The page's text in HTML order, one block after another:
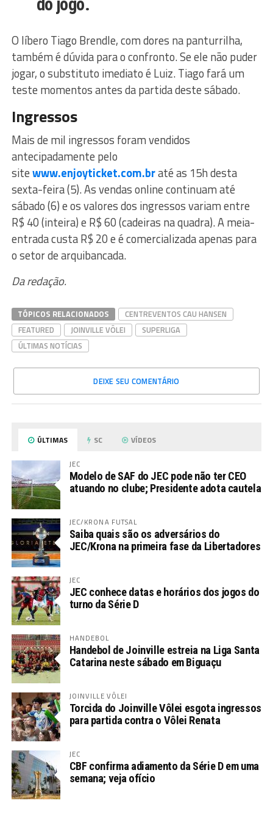
O líbero Tiago Brendle, com dores na panturrilha,
também é dúvida para o confronto. Se ele não puder
jogar, o substituto imediato é Luiz. Tiago fará um
teste momentos antes da partida deste sábado.
Ingressos
Mais de mil ingressos foram vendidos
antecipadamente pelo
sitewww.enjoyticket.com.braté as 15h desta
sexta-feira (5). As vendas online continuam até
sábado (6) e os valores dos ingressos variam entre
R$ 40 (inteira) e R$ 60 (cadeiras na quadra). A meia-
entrada custa R$ 20 e é comercializada apenas para
o setor de arquibancada.
Da redação.
TÓPICOS RELACIONADOS
CENTREVENTOS CAU HANSEN
FEATURED
JOINVILLE VÔLEI
SUPERLIGA
ÚLTIMAS NOTÍCIAS
DEIXE SEU COMENTÁRIO
ÚLTIMAS SC VÍDEOS
JEC
Modelo de SAF do JEC pode não ter CEO
atuando no clube; Presidente adota cautela
JEC/KRONA FUTSAL
Saiba quais são os adversários do
JEC/Krona na primeira fase da Libertadores
JEC
JEC conhece datas e horários dos jogos do
turno da Série D
HANDEBOL
Handebol de Joinville estreia na Liga Santa
Catarina neste sábado em Biguaçu
JOINVILLE VÔLEI
Torcida do Joinville Vôlei esgota ingressos
para partida contra o Vôlei Renata
JEC
CBF confirma adiamento da Série D em uma
semana; veja ofício